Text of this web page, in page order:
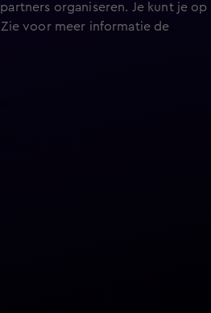
organiseren. Je kunt je op
voor meer informatie de